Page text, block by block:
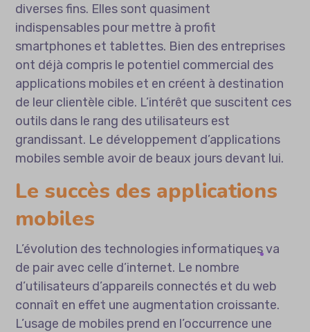
diverses fins. Elles sont quasiment
indispensables pour mettre à profit
smartphones et tablettes. Bien des entreprises
ont déjà compris le potentiel commercial des
applications mobiles et en créent à destination
de leur clientèle cible. L’intérêt que suscitent ces
outils dans le rang des utilisateurs est
grandissant. Le développement d’applications
mobiles semble avoir de beaux jours devant lui.
Le succès des applications
mobiles
L’évolution des technologies informatiques va
de pair avec celle d’internet. Le nombre
d’utilisateurs d’appareils connectés et du web
connaît en effet une augmentation croissante.
L’usage de mobiles prend en l’occurrence une